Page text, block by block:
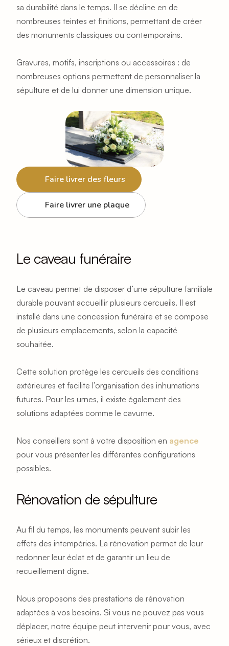
sa durabilité dans le temps. Il se décline en de
nombreuses teintes et finitions, permettant de créer
des monuments classiques ou contemporains.
Gravures, motifs, inscriptions ou accessoires : de
nombreuses options permettent de personnaliser la
sépulture et de lui donner une dimension unique.
Faire livrer des fleurs
Faire livrer une plaque
Le caveau funéraire
Le caveau permet de disposer d’une sépulture familiale
durable pouvant accueillir plusieurs cercueils. Il est
installé dans une concession funéraire et se compose
de plusieurs emplacements, selon la capacité
souhaitée.
Cette solution protège les cercueils des conditions
extérieures et facilite l’organisation des inhumations
futures. Pour les urnes, il existe également des
solutions adaptées comme le cavurne.
Nos conseillers sont à votre disposition en agence
pour vous présenter les différentes configurations
possibles.
Rénovation de sépulture
Au fil du temps, les monuments peuvent subir les
effets des intempéries. La rénovation permet de leur
redonner leur éclat et de garantir un lieu de
recueillement digne.
Nous proposons des prestations de rénovation
adaptées à vos besoins. Si vous ne pouvez pas vous
déplacer, notre équipe peut intervenir pour vous, avec
sérieux et discrétion.